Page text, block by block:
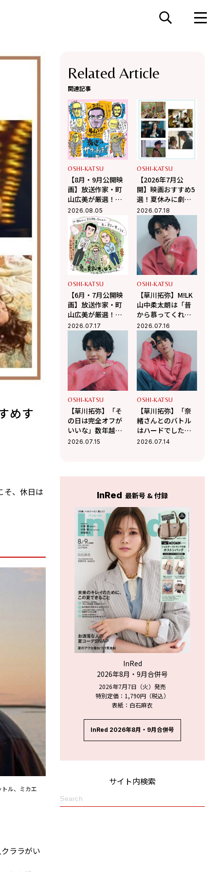
めす
そ、休日は
ル、ミカエ
ララがい
Related Article
関連記事
OSHI-KATSU
【8月・9月公開映
画】放送作家・町
山広美が厳選！夏
休み観たい映画2選
2026.08.05
OSHI-KATSU
【2026年7月公
開】映画おすすめ5
選！夏休みに劇場
で観るべき話題作
2026.07.18
OSHI-KATSU
【6月・7月公開映
画】放送作家・町
山広美が厳選！こ
の夏観たい映画2選
2026.07.17
OSHI-KATSU
【草川拓弥】M!LK
山中柔太朗は「昔
から慕ってくれて
うれしい」Da-iCE
和田颯とは古着屋
へ！華麗な交友関
係に迫る
2026.07.16
OSHI-KATSU
【草川拓弥】「そ
の日は完全オフが
いいな」数年越し
に願う“超特急メン
2026.07.15
OSHI-KATSU
【草川拓弥】「奈
緒さんとのバトル
はハードでした
（笑）」映画出演
2026.07.14
InRed 最新号 & 付録
InRed
2026年8月・9月合併号
2026年7月7日（火）発売
特別定価：1,790円（税込）
表紙：白石麻衣
InRed 2026年8月・9月合併号
サイト内検索